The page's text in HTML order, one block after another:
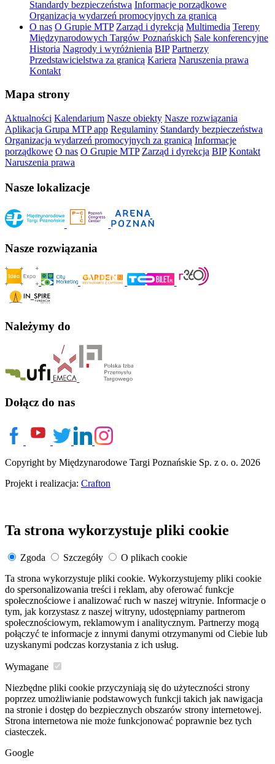
Standardy bezpieczeństwa Informacje porządkowe
Organizacja wydarzeń promocyjnych za granicą
O nas O Grupie MTP Zarząd i dyrekcja Multimedia Tereny
Międzynarodowych Targów Poznańskich Sale konferencyjne
Historia Nagrody i wyróżnienia BIP Partnerzy
Przedstawicielstwa za granicą Kariera Naruszenia prawa
Kontakt
Mapa strony
Aktualności Kalendarium Nasze obiekty Nasze rozwiązania
Aplikacja Grupa MTP app Regulaminy Standardy bezpieczeństwa
Organizacja wydarzeń promocyjnych za granicą Informacje
porządkowe O nas O Grupie MTP Zarząd i dyrekcja BIP Kontakt
Naruszenia prawa
Nasze lokalizacje
Nasze rozwiązania
Należymy do
Dołącz do nas
Copyright by Międzynarodowe Targi Poznańskie Sp. z o. o. 2026
Projekt i realizacja: Crafton
Ta strona wykorzystuje pliki cookie
Zgoda Szczegóły
O plikach cookie
Ta strona wykorzystuje pliki cookie. Wykorzystujemy pliki cookie
do spersonalizowania treści i reklam, aby oferować funkcje
społecznościowe i analizować ruch w naszej witrynie. Informacje o
tym, jak korzystasz z naszej witryny, udostępniamy partnerom
społecznościowym, reklamowym i analitycznym. Partnerzy mogą
połączyć te informacje z innymi danymi otrzymanymi od Ciebie lub
uzyskanymi podczas korzystania z ich usług.
Wymagane
Niezbędne pliki cookie przyczyniają się do użyteczności strony
poprzez umożliwianie podstawowych funkcji takich jak nawigacja
na stronie i dostęp do bezpiecznych obszarów strony internetowej.
Strona internetowa nie może funkcjonować poprawnie bez tych
ciasteczek.
Google